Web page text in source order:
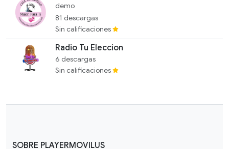
demo
81 descargas
Sin calificaciones
Radio Tu Eleccion
6 descargas
Sin calificaciones
SOBRE PLAYERMOVILUS